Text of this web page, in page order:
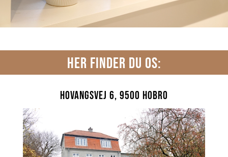
HER FINDER DU OS:
Hovangsvej 6, 9500 Hobro